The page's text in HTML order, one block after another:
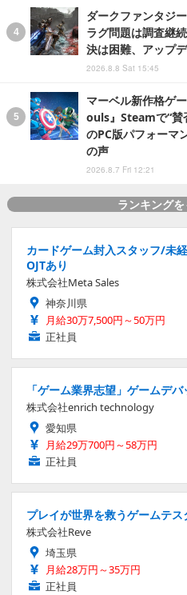
ダークファンタジ
ラグ問題は調査継
決は困難、アップ
2026.8.8 Sat 15:45
マーベル新作格ゲ
ouls』Steamで“賛
のPC版パフォーマ
の声
2026.8.7 Fri 12:21
ランキング
カードゲーム封入スタッフ/未
OJTあり
株式会社Meta Sales
神奈川県
月給30万7,500円～50万円
正社員
「ゲーム業界志望」ゲームデ
株式会社enrich technology
愛知県
月給29万700円～58万円
正社員
プレイが世界を救うゲームテ
株式会社Reve
埼玉県
月給28万円～35万円
正社員